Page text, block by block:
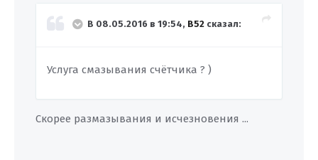
В 08.05.2016 в 19:54, B52 сказал:
Услуга смазывания счётчика ? )
Скорее размазывания и исчезновения ...